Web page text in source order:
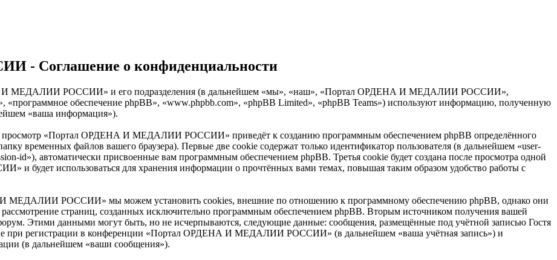
Соглашение о конфиденциальности
И МЕДАЛИИ РОССИИ» и его подразделения (в дальнейшем «мы», «наш», «Портал ОРДЕНА И МЕДАЛИИ РОССИИ»,
«программное обеспечение phpBB», «www.phpbb.com», «phpBB Limited», «phpBB Teams») используют информацию, полученную
«ваша информация»).
просмотр «Портал ОРДЕНА И МЕДАЛИИ РОССИИ» приведёт к созданию программным обеспечением phpBB определённого
временных файлов вашего браузера). Первые две cookie содержат только идентификатор пользователя (в дальнейшем «user-
id»), автоматически присвоенные вам программным обеспечением phpBB. Третья cookie будет создана после просмотра одной
использоваться для хранения информации о прочтённых вами темах, повышая таким образом удобство работы с
МЕДАЛИИ РОССИИ» мы можем установить cookies, внешние по отношению к программному обеспечению phpBB, однако они
рассмотрение страниц, созданных исключительно программным обеспечением phpBB. Вторым источником получения вашей
Этими данными могут быть, но не исчерпываются, следующие данные: сообщения, размещённые под учётной записью Гостя
при регистрации в конференции «Портал ОРДЕНА И МЕДАЛИИ РОССИИ» (в дальнейшем «ваша учётная запись») и
(в дальнейшем «ваши сообщения»).